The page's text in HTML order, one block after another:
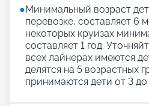
●Минимальный возраст
перевозке, составляет 6
некоторых круизах
составляет 1 год.
всех лайнерах имеются
делятся на 5 возрастных
принимаются дети от 3 до